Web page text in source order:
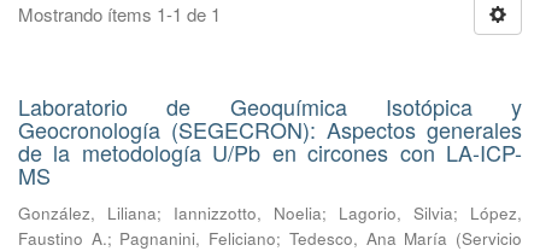
Mostrando ítems 1-1 de 1
Laboratorio de Geoquímica Isotópica y
Geocronología (SEGECRON): Aspectos generales
de la metodología U/Pb en circones con LA-ICP-
MS
González, Liliana; Iannizzotto, Noelia; Lagorio, Silvia; López,
Faustino A.; Pagnanini, Feliciano; Tedesco, Ana María (Servicio